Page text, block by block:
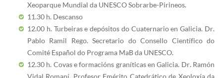
Xeoparque Mundial da UNESCO Sobrarbe-Pirineos.
11.30 h. Descanso
12.00 h. Turbeiras e depósitos do Cuaternario en Galicia. Dr.
Pablo Ramil Rego. Secretario do Consello Científico do
Comité Español do Programa MaB da UNESCO.
12.30 h. Covas e formacións graníticas en Galicia. Dr. Ramón